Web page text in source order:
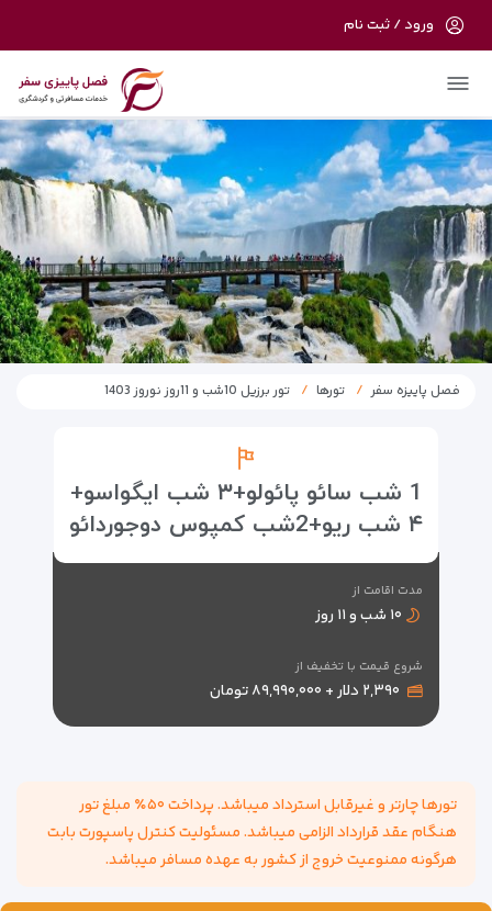
ورود / ثبت نام
در حال حاضر ارتباط با سرور قطع می باشد
لطفا دقایقی بعد مجددا تلاش کنید.
فصل پاییزه سفر تورها تور برزیل 10شب و 11روز نوروز 1403
1 شب سائو پائولو+۳ شب ایگواسو+
۴ شب ريو+2شب کمپوس دوجوردائو
مدت اقامت از
۱۰ شب و ۱۱ روز
شروع قیمت با تخفیف از
۲,۳۹۰ دلار + ۸۹,۹۹۰,۰۰۰ تومان
تورها چارتر و غیرقابل استرداد میباشد. پرداخت ۵۰٪ مبلغ تور
هنگام عقد قرارداد الزامی میباشد. مسئولیت کنترل پاسپورت بابت
هرگونه ممنوعیت خروج از کشور به عهده مسافر میباشد.